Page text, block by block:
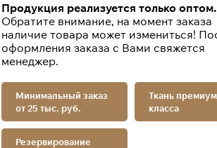
Продукция реализуется только оптом.
Обратите внимание, на момент заказа
наличие товара может измениться!
оформления заказа с Вами свяжется
менеджер.
Минимальный заказ
от 25 тыс. руб.
Ткань премиум
класса
Резервирование